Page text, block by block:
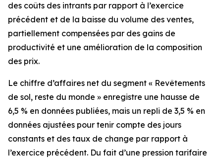
des coûts des intrants par rapport à l’exercice
précédent et de la baisse du volume des ventes,
partiellement compensées par des gains de
productivité et une amélioration de la composition
des prix.
Le chiffre d’affaires net du segment « Revêtements
de sol, reste du monde » enregistre une hausse de
6,5 % en données publiées, mais un repli de 3,5 % en
données ajustées pour tenir compte des jours
constants et des taux de change par rapport à
l’exercice précédent. Du fait d’une pression tarifaire